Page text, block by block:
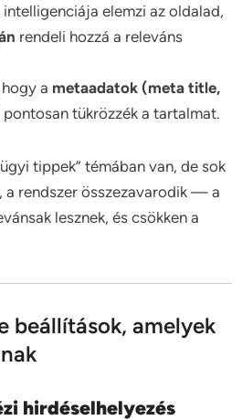
elemzi az oldalad,
rendeli hozzá a releváns
a metaadatok (meta title,
pontosan tükrözzék a tartalmat.
tippek” témában van, de sok
a rendszer összezavarodik — a
lesznek, és csökken a
beállítások, amelyek
hirdéselhelyezés